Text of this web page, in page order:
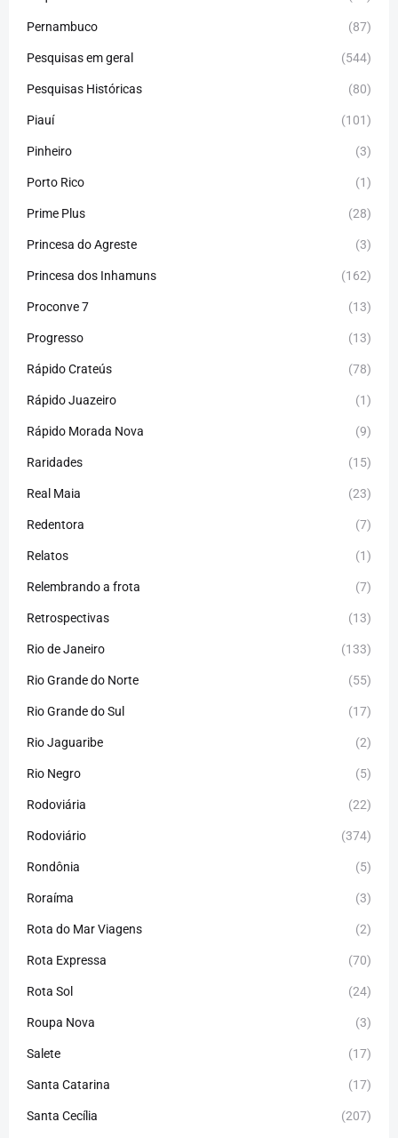
Pernambuco (87)
Pesquisas em geral (544)
Pesquisas Históricas (80)
Piauí (101)
Pinheiro (3)
Porto Rico (1)
Prime Plus (28)
Princesa do Agreste (3)
Princesa dos Inhamuns (162)
Proconve 7 (13)
Progresso (13)
Rápido Crateús (78)
Rápido Juazeiro (1)
Rápido Morada Nova (9)
Raridades (15)
Real Maia (23)
Redentora (7)
Relatos (1)
Relembrando a frota (7)
Retrospectivas (13)
Rio de Janeiro (133)
Rio Grande do Norte (55)
Rio Grande do Sul (17)
Rio Jaguaribe (2)
Rio Negro (5)
Rodoviária (22)
Rodoviário (374)
Rondônia (5)
Roraíma (3)
Rota do Mar Viagens (2)
Rota Expressa (70)
Rota Sol (24)
Roupa Nova (3)
Salete (17)
Santa Catarina (17)
Santa Cecília (207)